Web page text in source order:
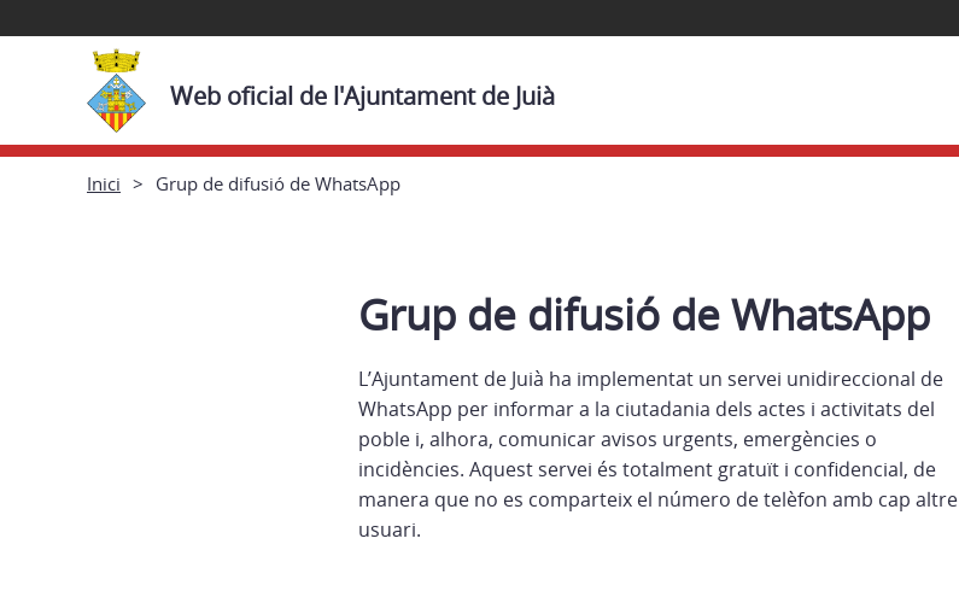
Web oficial de l'Ajuntament de Juià
Inici Grup de difusió de WhatsApp
Grup de difusió de WhatsApp
L’Ajuntament de Juià ha implementat un servei unidireccional de
WhatsApp per informar a la ciutadania dels actes i activitats del
poble i, alhora, comunicar avisos urgents, emergències o
incidències. Aquest servei és totalment gratuït i confidencial, de
manera que no es comparteix el número de telèfon amb cap altre
usuari.